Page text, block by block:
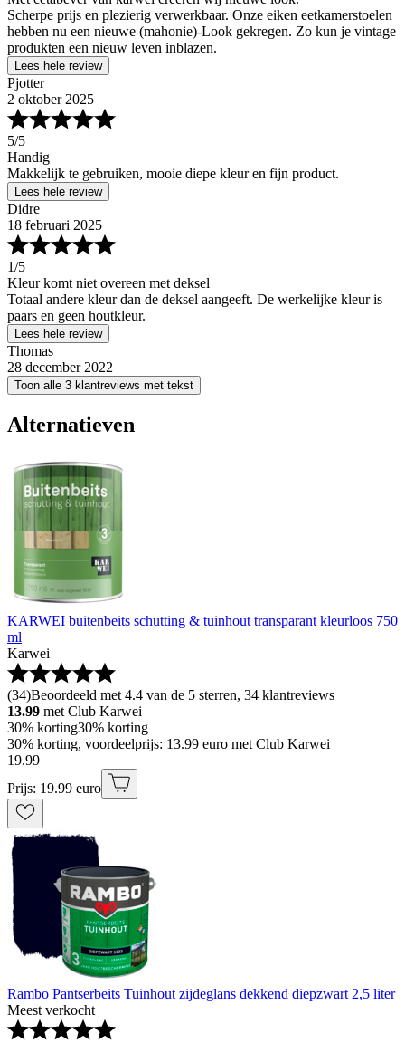
Scherpe prijs en plezierig verwerkbaar. Onze eiken eetkamerstoelen
hebben nu een nieuwe (mahonie)-Look gekregen. Zo kun je vintage
produkten een nieuw leven inblazen.
Lees hele review
Pjotter
2 oktober 2025
5/5
Handig
Makkelijk te gebruiken, mooie diepe kleur en fijn product.
Lees hele review
Didre
18 februari 2025
1/5
Kleur komt niet overeen met deksel
Totaal andere kleur dan de deksel aangeeft. De werkelijke kleur is
paars en geen houtkleur.
Lees hele review
Thomas
28 december 2022
Toon alle 3 klantreviews met tekst
Alternatieven
KARWEI buitenbeits schutting & tuinhout transparant kleurloos 750
ml
Karwei
(34)Beoordeeld met 4.4 van de 5 sterren, 34 klantreviews
13.99 met Club Karwei
30% korting30% korting
30% korting, voordeelprijs: 13.99 euro met Club Karwei
19.99
Prijs: 19.99 euro
Rambo Pantserbeits Tuinhout zijdeglans dekkend diepzwart 2,5 liter
Meest verkocht